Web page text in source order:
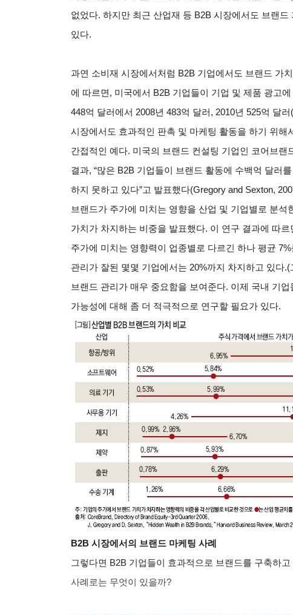
없었다. 하지만 최근 산업재 등 B2B 시장에서도 브랜
있다.
과연 소비재 시장에서처럼 B2B 기업에서도 브랜드 가
에 따르면, 미국에서 B2B 기업들이 기업 및 제품 광고
448억 달러에서 2008년 483억 달러, 2010년 525억 달
시장에서도 효과적인 판촉 및 마케팅 활동을 하기 위해
간접적인 예다. 미국의 브랜드 컨설팅 기업인 코어브랜
결과, “많은 B2B 기업들이 브랜드 활동에 수백억 달러
하지 못하고 있다”고 발표했다(Gregory and Sexton,
브랜드가 주가에 미치는 영향을 산업 및 기업별로 분석
가치가 차지하는 비중을 발표했다. 이 연구 결과에 따
주가에 미치는 영향력이 업종별로 다르긴 하나 평균
관리가 잘된 몇몇 기업에서는 20%까지 차지하고 있다
브랜드 관리가 매우 중요함을 보여준다. 이제 국내 기
가능성에 대해 좀 더 적극적으로 연구할 필요가 있다.
B2B 시장에서의 브랜드 마케팅 사례
그렇다면 B2B 기업들이 효과적으로 브랜드를 구축하
사례로는 무엇이 있을까?